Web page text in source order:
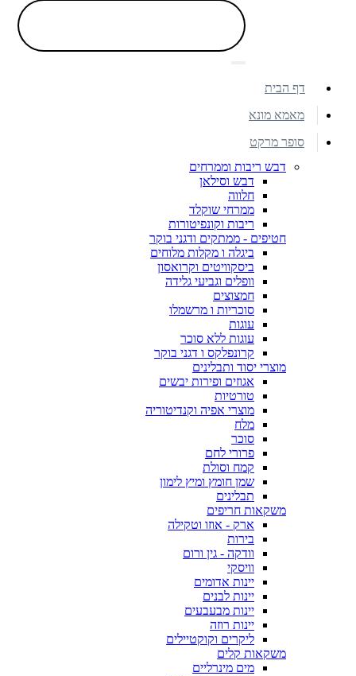
דף הבית
מאמא מונא
סופר מרקט
דבש ריבות וממרחים
דבש וסילאן
חלווה
ממרחי שוקלד
ריבות וקונפיטורות
חטיפים - ממתקים ודגני בוקר
ביגלה ו מקלות מלוחים
ביסקוויטים וקרואסון
וופלים וגביעי גלידה
חמצוצים
סוכריות ו מרשמלו
עוגות
עוגות ללא סוכר
קרונפלקס ו דגני בוקר
מוצרי יסוד ותבלינים
אגוזים ופירות יבשים
טורטיות
מוצרי אפיה וקנדיטוריה
מלח
סוכר
פרורי לחם
קמח וסולת
שמן חומץ ומיץ לימון
תבלינים
משקאות חריפים
ארק - אוזו וטקילה
בירות
וודקה - גין ורום
וויסקי
יינות אדומים
יינות לבנים
יינות מבעבעים
יינות רוזה
ליקרים וקוקטיילים
משקאות קלים
מים מינרליים